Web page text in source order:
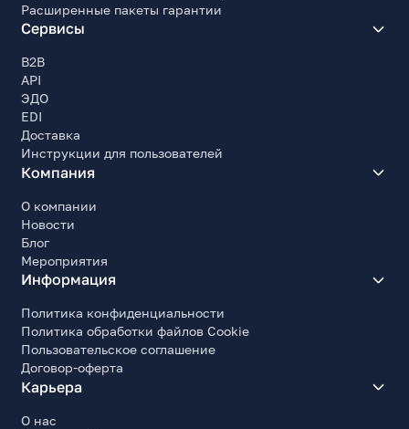
Расширенные пакеты гарантии
Сервисы
B2B
API
ЭДО
EDI
Доставка
Инструкции для пользователей
Компания
О компании
Новости
Блог
Мероприятия
Информация
Политика конфиденциальности
Политика обработки файлов Cookie
Пользовательское соглашение
Договор-оферта
Карьера
О нас